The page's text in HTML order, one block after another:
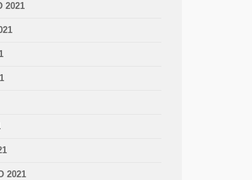
2021
2021